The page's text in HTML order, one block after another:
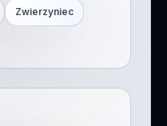
Zwierzyniec